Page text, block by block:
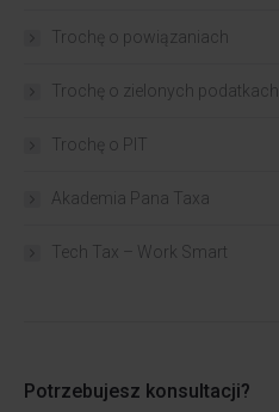
Trochę o powiązaniach​
Trochę o zielonych podatkach
Trochę o PIT
Akademia Pana Taxa
Tech Tax – Work Smart
Potrzebujesz konsultacji?